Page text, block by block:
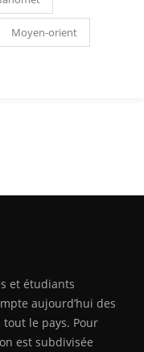
Moyen-orient
et étudiants
aujourd’hui des
le pays. Pour
est subdivisée